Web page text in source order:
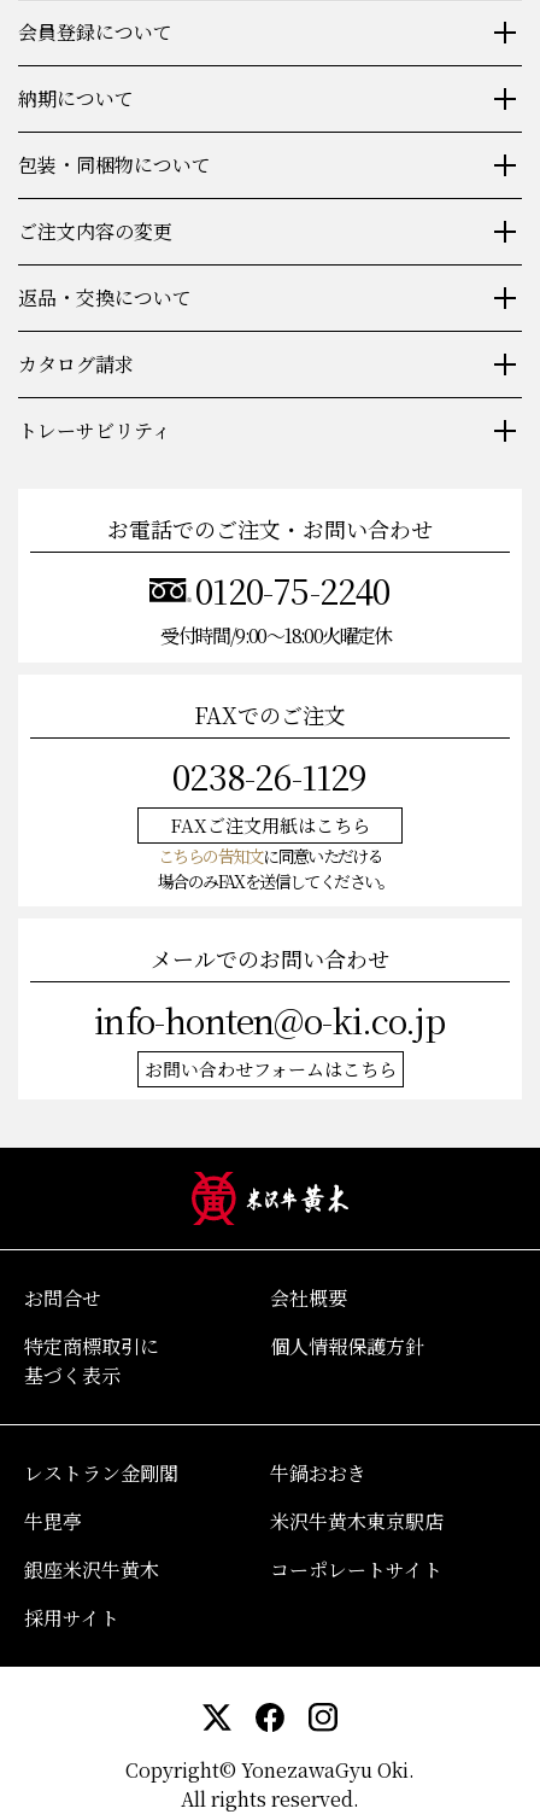
会員登録について
納期について
包装・同梱物について
ご注文内容の変更
返品・交換について
カタログ請求
トレーサビリティ
お電話でのご注文・お問い合わせ
0120-75-2240
受付時間/9:00〜18:00火曜定休
FAXでのご注文
0238-26-1129
FAXご注文用紙はこちら
こちらの告知文に同意いただける
場合のみFAXを送信してください。
メールでのお問い合わせ
info-honten@o-ki.co.jp
お問い合わせフォームはこちら
お問合せ
会社概要
特定商標取引に
基づく表示
個人情報保護方針
レストラン金剛閣
牛鍋おおき
牛毘亭
米沢牛黄木東京駅店
銀座米沢牛黄木
コーポレートサイト
採用サイト
Copyright© YonezawaGyu Oki.
All rights reserved.